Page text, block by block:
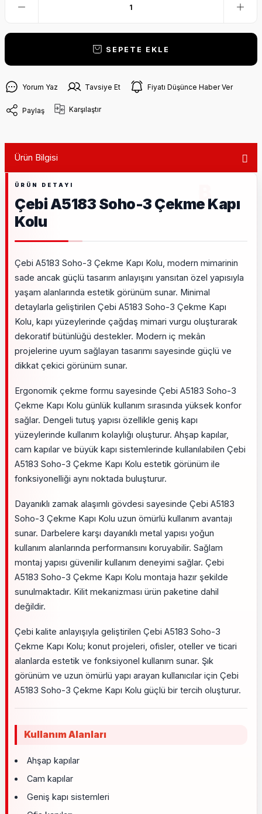
SEPETE EKLE
Yorum Yaz Tavsiye Et Fiyatı Düşünce Haber Ver
Paylaş Karşılaştır
Ürün Bilgisi
Çebi A5183 Soho-3 Çekme Kapı
Kolu
Çebi A5183 Soho-3 Çekme Kapı Kolu, modern mimarinin
sade ancak güçlü tasarım anlayışını yansıtan özel yapısıyla
yaşam alanlarında estetik görünüm sunar. Minimal
detaylarla geliştirilen Çebi A5183 Soho-3 Çekme Kapı
Kolu, kapı yüzeylerinde çağdaş mimari vurgu oluşturarak
dekoratif bütünlüğü destekler. Modern iç mekân
projelerine uyum sağlayan tasarımı sayesinde güçlü ve
dikkat çekici görünüm sunar.
Ergonomik çekme formu sayesinde Çebi A5183 Soho-3
Çekme Kapı Kolu günlük kullanım sırasında yüksek konfor
sağlar. Dengeli tutuş yapısı özellikle geniş kapı
yüzeylerinde kullanım kolaylığı oluşturur. Ahşap kapılar,
cam kapılar ve büyük kapı sistemlerinde kullanılabilen Çebi
A5183 Soho-3 Çekme Kapı Kolu estetik görünüm ile
fonksiyonelliği aynı noktada buluşturur.
Dayanıklı zamak alaşımlı gövdesi sayesinde Çebi A5183
Soho-3 Çekme Kapı Kolu uzun ömürlü kullanım avantajı
sunar. Darbelere karşı dayanıklı metal yapısı yoğun
kullanım alanlarında performansını koruyabilir. Sağlam
montaj yapısı güvenilir kullanım deneyimi sağlar. Çebi
A5183 Soho-3 Çekme Kapı Kolu montaja hazır şekilde
sunulmaktadır. Kilit mekanizması ürün paketine dahil
değildir.
Çebi kalite anlayışıyla geliştirilen Çebi A5183 Soho-3
Çekme Kapı Kolu; konut projeleri, ofisler, oteller ve ticari
alanlarda estetik ve fonksiyonel kullanım sunar. Şık
görünüm ve uzun ömürlü yapı arayan kullanıcılar için Çebi
A5183 Soho-3 Çekme Kapı Kolu güçlü bir tercih oluşturur.
Kullanım Alanları
Ahşap kapılar
Cam kapılar
Geniş kapı sistemleri